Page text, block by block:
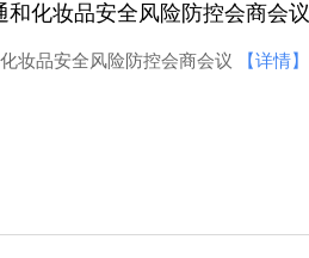
化妆品安全风险防控会商会议
妆品安全风险防控会商会议 【详情】